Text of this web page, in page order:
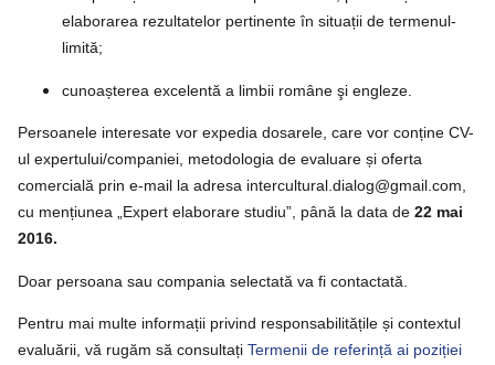
elaborarea rezultatelor pertinente în situații de termenul-
limită;
cunoașterea excelentă a limbii române şi engleze.
Persoanele interesate vor expedia dosarele, care vor conține CV-
ul expertului/companiei, metodologia de evaluare și oferta
comercială prin e-mail la adresa intercultural.dialog@gmail.com,
cu mențiunea „Expert elaborare studiu”, până la data de 22 mai
2016.
Doar persoana sau compania selectată va fi contactată.
Pentru mai multe informații privind responsabilitățile și contextul
evaluării, vă rugăm să consultați Termenii de referință ai poziției